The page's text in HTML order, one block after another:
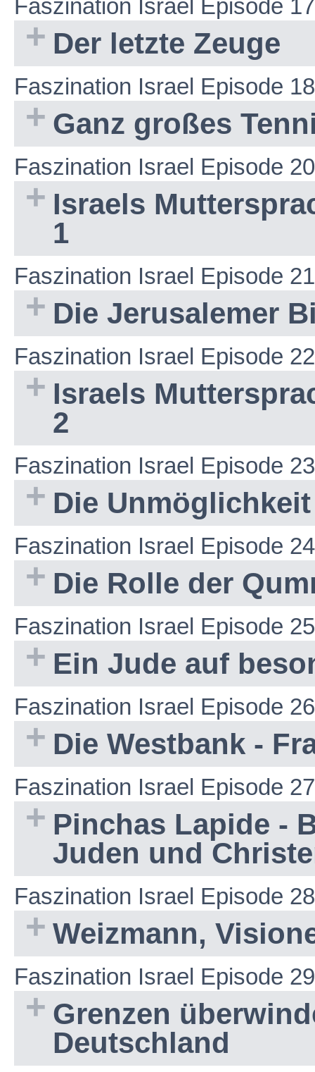
Faszination Israel Episode 17
Der letzte Zeuge
Faszination Israel Episode 18
Ganz großes
Faszination Israel Episode 20
Israels
1
Faszination Israel Episode 21
Die Jerusalemer
Faszination Israel Episode 22
Israels
2
Faszination Israel Episode 23
Die
Faszination Israel Episode 24
Die Rolle der
Faszination Israel Episode 25
Ein Jude auf
Faszination Israel Episode 26
Die Westbank -
Faszination Israel Episode 27
Pinchas Lapide -
Juden und
Faszination Israel Episode 28
Weizmann,
Faszination Israel Episode 29
Grenzen
Deutschland